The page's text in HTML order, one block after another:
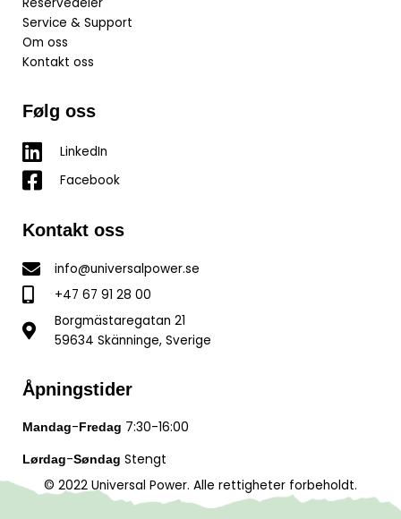
Service & Support
Om oss
Kontakt oss
Følg oss
LinkedIn
Facebook
Kontakt oss
info@universalpower.se
+47 67 91 28 00
Borgmästaregatan 21
59634 Skänninge, Sverige
Åpningstider
Mandag-Fredag 7:30-16:00
Lørdag-Søndag Stengt
© 2022 Universal Power. Alle rettigheter forbeholdt.